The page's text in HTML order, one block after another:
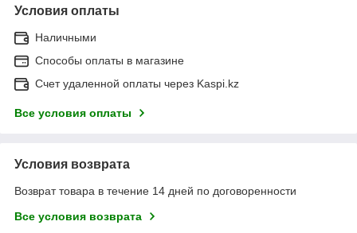
Условия оплаты
Наличными
Способы оплаты в магазине
Счет удаленной оплаты через Kaspi.kz
Все условия оплаты
Условия возврата
Возврат товара в течение 14 дней по договоренности
Все условия возврата